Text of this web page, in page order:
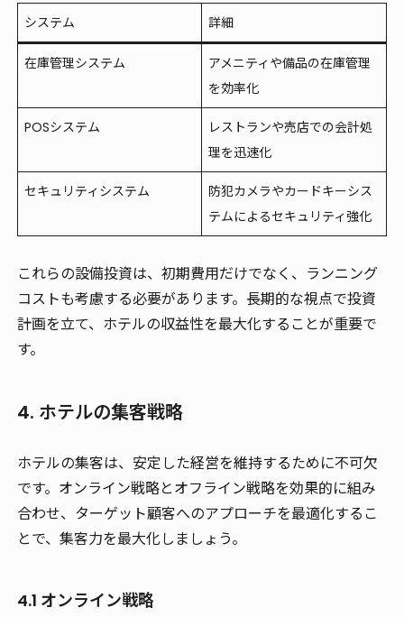
システム 詳細
在庫管理システム
アメニティや備品の在庫管理
を効率化
POSシステム
レストランや売店での会計処
理を迅速化
セキュリティシステム
防犯カメラやカードキーシス
テムによるセキュリティ強化
これらの設備投資は、初期費用だけでなく、ランニング
コストも考慮する必要があります。長期的な視点で投資
計画を立て、ホテルの収益性を最大化することが重要で
す。
4. ホテルの集客戦略
ホテルの集客は、安定した経営を維持するために不可欠
です。オンライン戦略とオフライン戦略を効果的に組み
合わせ、ターゲット顧客へのアプローチを最適化するこ
とで、集客力を最大化しましょう。
4.1 オンライン戦略